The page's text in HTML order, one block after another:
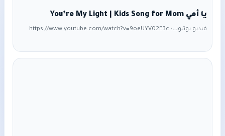
يا أمي You’re My Light | Kids Song for Mom
فيديو يوتيوب: https://www.youtube.com/watch?v=9oeUYV02E3c